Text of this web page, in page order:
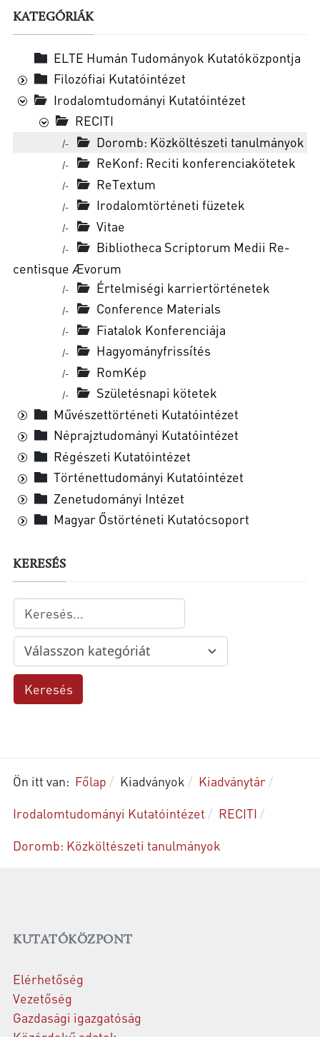
KATEGÓRIÁK
ELTE Humán Tudományok Kutatóközpontja
Filozófiai Kutatóintézet
Irodalomtudományi Kutatóintézet
RECITI
|- Doromb: Közköltészeti tanulmányok
|- ReKonf: Re­ci­ti kon­fe­ren­cia­kö­te­tek
|- Re­Tex­tum
|- Iro­da­lom­tör­té­ne­ti fü­ze­tek
|- Vitae
|-
Bib­li­ot­he­ca Scrip­to­rum Me­dii Re­
cen­tis­que Ævo­rum
|- Értelmiségi karriertörténetek
|- Conference Materials
|- Fi­a­ta­lok Kon­fe­ren­ci­á­ja
|- Ha­gyo­mány­fris­sí­tés
|- RomKép
|-
Születésnapi kötetek
Művészettörténeti Kutatóintézet
Néprajztudományi Kutatóintézet
Régészeti Kutatóintézet
Történettudományi Kutatóintézet
Zenetudományi Intézet
Magyar Őstörténeti Kutatócsoport
KERESÉS
Ön itt van: Főlap Kiadványok
Kiadványtár
Irodalomtudományi Kutatóintézet
RECITI
Doromb: Közköltészeti tanulmányok
KUTATÓKÖZPONT
Elérhetőség
Vezetőség
Gazdasági igazgatóság